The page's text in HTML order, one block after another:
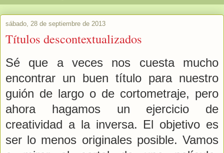
sábado, 28 de septiembre de 2013
Títulos descontextualizados
Sé que a veces nos cuesta mucho
encontrar un buen título para nuestro
guión de largo o de cortometraje, pero
ahora hagamos un ejercicio de
creatividad a la inversa. El objetivo es
ser lo menos originales posible. Vamos